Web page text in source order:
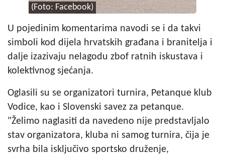
(Foto: Facebook)
U pojedinim komentarima navodi se i da takvi
simboli kod dijela hrvatskih građana i branitelja i
dalje izazivaju nelagodu zbof ratnih iskustava i
kolektivnog sjećanja.
Oglasili su se organizatori turnira, Petanque klub
Vodice, kao i Slovenski savez za petanque.
"Želimo naglasiti da navedeno nije predstavljalo
stav organizatora, kluba ni samog turnira, čija je
svrha bila isključivo sportsko druženje,